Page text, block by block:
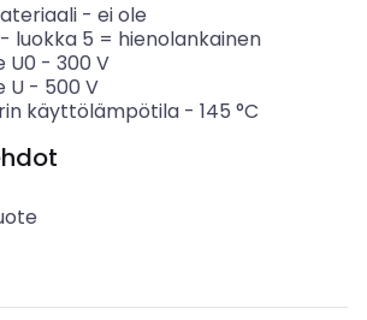
- ei ole
luokka 5 = hienolankainen
U0 - 300 V
U- 500 V
käyttölämpötila- 145 °C